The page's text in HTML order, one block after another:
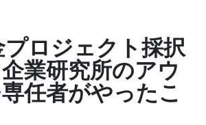
ロジェクト採択
業研究所のアウ
任者がやったこ